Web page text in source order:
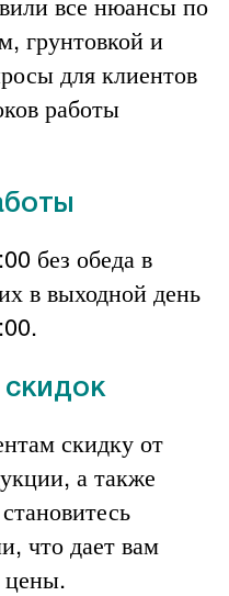
грунтовкой и
для клиентов
работы
без обеда в
в выходной день
скидку от
а также
что дает вам
цены.